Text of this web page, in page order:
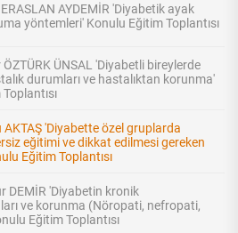
AYDEMİR 'Diyabetik ayak
yöntemleri' Konulu Eğitim Toplantısı
ÜNSAL 'Diyabetli bireylerde
durumları ve hastalıktan korunma'
AKTAŞ 'Diyabette özel gruplarda
eğitimi ve dikkat edilmesi gereken
Eğitim Toplantısı
DEMİR 'Diyabetin kronik
ve korunma (Nöropati, nefropati,
Eğitim Toplantısı